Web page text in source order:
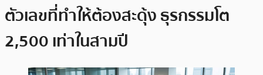
ตัวเลขที่ทำให้ต้องสะดุ้ง ธุรกรรมโต
2,500 เท่าในสามปี